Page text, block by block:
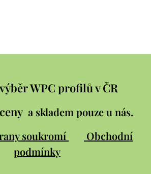
WPC profilů v ČR
a skladem pouze u nás.
soukromí
Obchodní
podmínky